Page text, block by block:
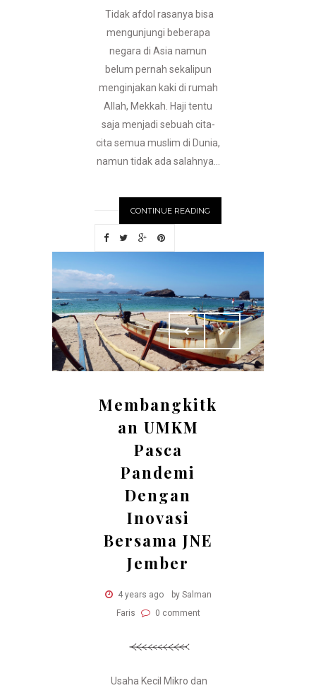
Tidak afdol rasanya bisa
mengunjungi beberapa
negara di Asia namun
belum pernah sekalipun
menginjakan kaki di rumah
Allah, Mekkah. Haji tentu
saja menjadi sebuah cita-
cita semua muslim di Dunia,
namun tidak ada salahnya...
CONTINUE READING
Membangkitk
an UMKM
Pasca
Pandemi
Dengan
Inovasi
Bersama JNE
Jember
4 years ago
by Salman
Faris
0 comment
Usaha Kecil Mikro dan